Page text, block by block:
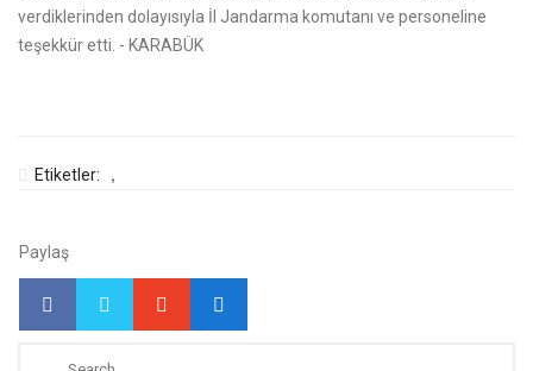
verdiklerinden dolayısıyla İl Jandarma komutanı ve personeline
teşekkür etti. - KARABÜK
Etiketler: ,
Paylaş